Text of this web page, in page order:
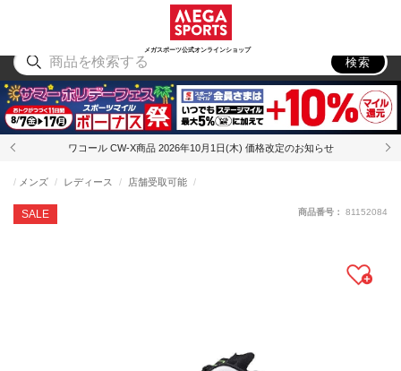
メガスポーツ公式オンラインショップ
アウトドア
検索
ワコール CW-X商品 2026年10月1日(木) 価格改定のお知らせ
SALE
メンズ レディース 店舗受取可能
商品番号： 81152084